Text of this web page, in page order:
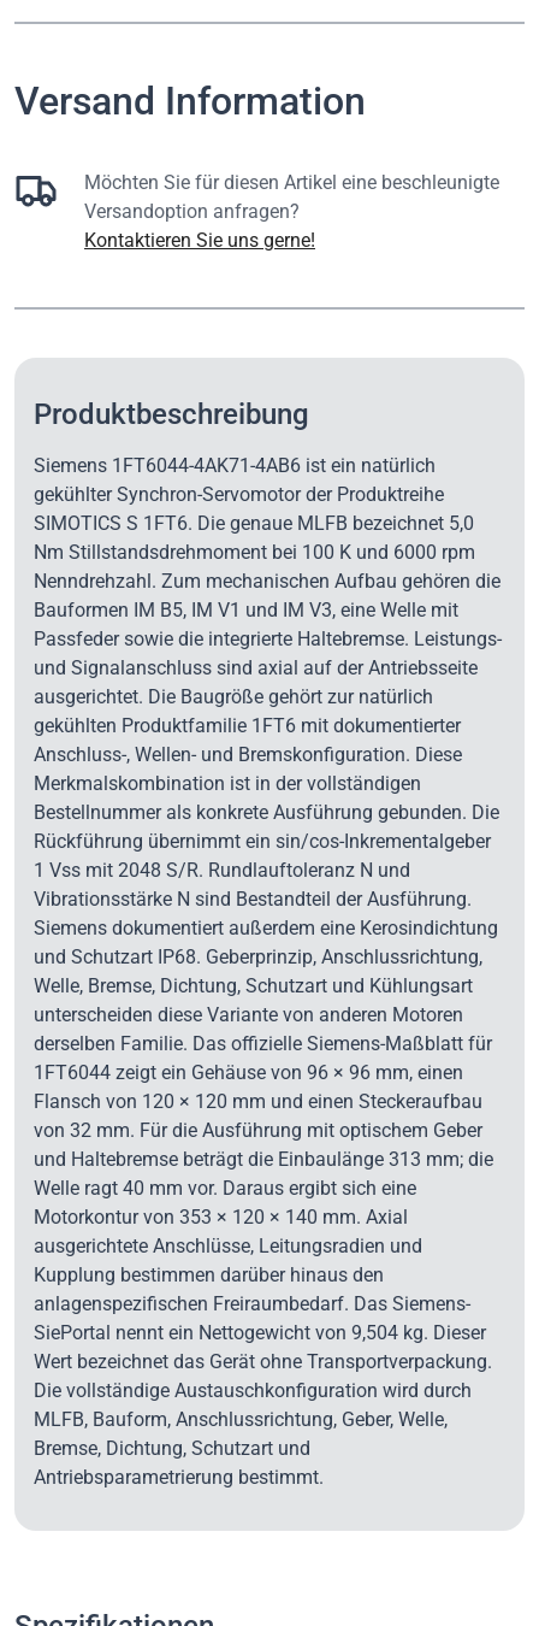
Versand Information
Möchten Sie für diesen Artikel eine beschleunigte
Versandoption anfragen?
Kontaktieren Sie uns gerne!
Produktbeschreibung
Siemens 1FT6044-4AK71-4AB6 ist ein natürlich
gekühlter Synchron-Servomotor der Produktreihe
SIMOTICS S 1FT6. Die genaue MLFB bezeichnet 5,0
Nm Stillstandsdrehmoment bei 100 K und 6000 rpm
Nenndrehzahl. Zum mechanischen Aufbau gehören die
Bauformen IM B5, IM V1 und IM V3, eine Welle mit
Passfeder sowie die integrierte Haltebremse. Leistungs-
und Signalanschluss sind axial auf der Antriebsseite
ausgerichtet. Die Baugröße gehört zur natürlich
gekühlten Produktfamilie 1FT6 mit dokumentierter
Anschluss-, Wellen- und Bremskonfiguration. Diese
Merkmalskombination ist in der vollständigen
Bestellnummer als konkrete Ausführung gebunden. Die
Rückführung übernimmt ein sin/cos-Inkrementalgeber
1 Vss mit 2048 S/R. Rundlauftoleranz N und
Vibrationsstärke N sind Bestandteil der Ausführung.
Siemens dokumentiert außerdem eine Kerosindichtung
und Schutzart IP68. Geberprinzip, Anschlussrichtung,
Welle, Bremse, Dichtung, Schutzart und Kühlungsart
unterscheiden diese Variante von anderen Motoren
derselben Familie. Das offizielle Siemens-Maßblatt für
1FT6044 zeigt ein Gehäuse von 96 × 96 mm, einen
Flansch von 120 × 120 mm und einen Steckeraufbau
von 32 mm. Für die Ausführung mit optischem Geber
und Haltebremse beträgt die Einbaulänge 313 mm; die
Welle ragt 40 mm vor. Daraus ergibt sich eine
Motorkontur von 353 × 120 × 140 mm. Axial
ausgerichtete Anschlüsse, Leitungsradien und
Kupplung bestimmen darüber hinaus den
anlagenspezifischen Freiraumbedarf. Das Siemens-
SiePortal nennt ein Nettogewicht von 9,504 kg. Dieser
Wert bezeichnet das Gerät ohne Transportverpackung.
Die vollständige Austauschkonfiguration wird durch
MLFB, Bauform, Anschlussrichtung, Geber, Welle,
Bremse, Dichtung, Schutzart und
Antriebsparametrierung bestimmt.